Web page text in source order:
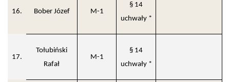
16. Bober Józef M-1
§ 14
uchwały *
17.
Tołubiński
Rafał
M-1
§ 14
uchwały *